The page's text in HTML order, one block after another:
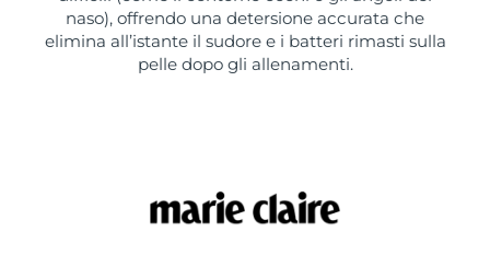
naso), offrendo una detersione accurata che
elimina all’istante il sudore e i batteri rimasti sulla
pelle dopo gli allenamenti.